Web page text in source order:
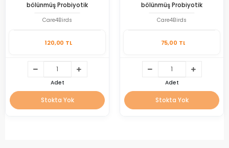
bölünmüş Probiyotik
Care4Birds
120,00 TL
Adet
Stokta Yok
bölünmüş Probiyotik
Care4Birds
75,00 TL
Adet
Stokta Yok